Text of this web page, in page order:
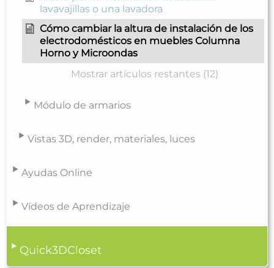
lavavajillas o una lavadora
Cómo cambiar la altura de instalación de los
electrodomésticos en muebles Columna
Horno y Microondas
Mostrar artículos restantes (12)
Módulo de armarios
Vistas 3D, render, materiales, luces
Ayudas Online
Vídeos de Aprendizaje
Quick3DCloset